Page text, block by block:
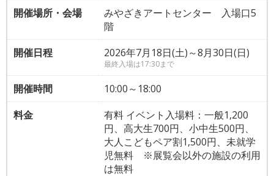
開催場所・会場
みやざきアートセンター 入場口5
階
開催日程
2026年7月18日(土)～8月30日(日)
最終入場は17:30まで
開催時間
10:00～18:00
料金
有料 イベント入場料：一般1,200
円、高大生700円、小中生500円、
大人こどもペア割1,500円、未就学
児無料 ※展覧会以外の施設の利用
は無料